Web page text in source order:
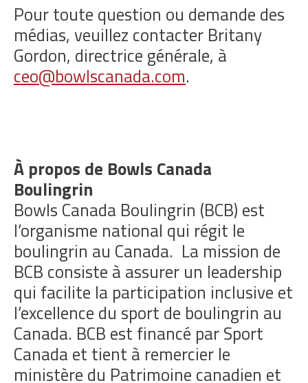
Pour toute question ou demande des
médias, veuillez contacter Britany
Gordon, directrice générale, à
ceo@bowlscanada.com.
À propos de Bowls Canada
Boulingrin
Bowls Canada Boulingrin (BCB) est
l’organisme national qui régit le
boulingrin au Canada. La mission de
BCB consiste à assurer un leadership
qui facilite la participation inclusive et
l’excellence du sport de boulingrin au
Canada. BCB est financé par Sport
Canada et tient à remercier le
ministère du Patrimoine canadien et